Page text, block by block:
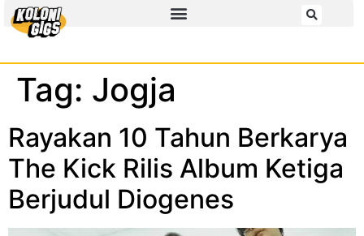
Tag: Jogja
Rayakan 10 Tahun Berkarya
The Kick Rilis Album Ketiga
Berjudul Diogenes